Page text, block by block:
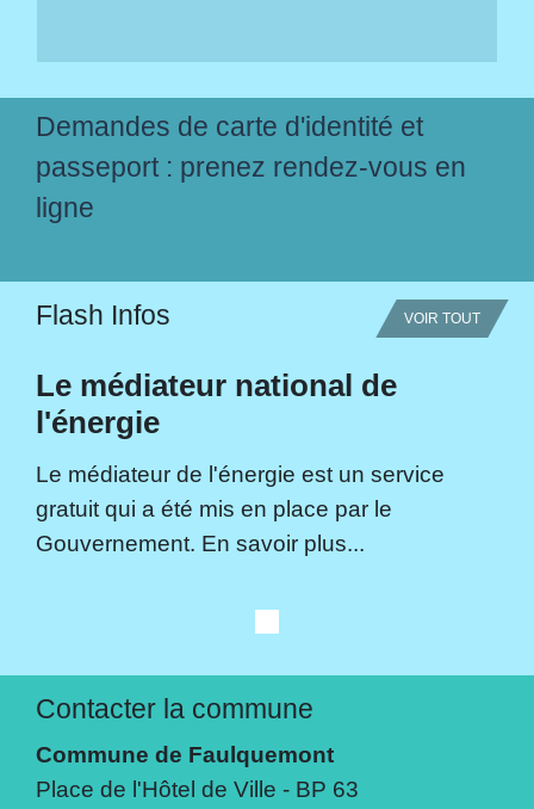
Demandes de carte d'identité et
passeport : prenez rendez-vous en
ligne
Flash Infos VOIR TOUT
Le médiateur national de
l'énergie
Le médiateur de l'énergie est un service
gratuit qui a été mis en place par le
Gouvernement. En savoir plus...
Contacter la commune
Commune de Faulquemont
Place de l'Hôtel de Ville - BP 63